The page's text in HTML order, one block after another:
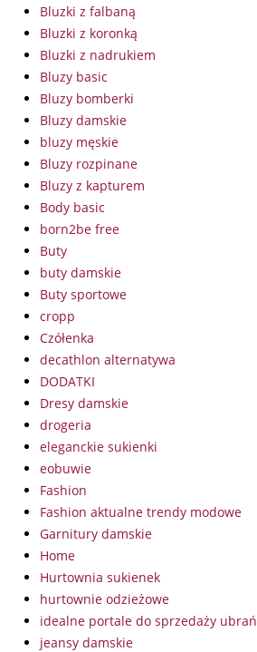
Bluzki z falbaną
Bluzki z koronką
Bluzki z nadrukiem
Bluzy basic
Bluzy bomberki
Bluzy damskie
bluzy męskie
Bluzy rozpinane
Bluzy z kapturem
Body basic
born2be free
Buty
buty damskie
Buty sportowe
cropp
Czółenka
decathlon alternatywa
DODATKI
Dresy damskie
drogeria
eleganckie sukienki
eobuwie
Fashion
Fashion aktualne trendy modowe
Garnitury damskie
Home
Hurtownia sukienek
hurtownie odzieżowe
idealne portale do sprzedaży ubrań
jeansy damskie